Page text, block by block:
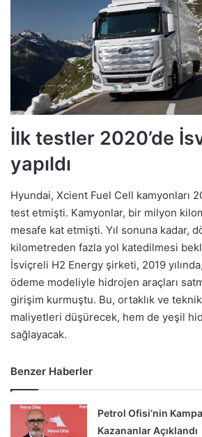
İlk testler 2020’de
yapıldı
Hyundai, Xcient Fuel Cell kamyonları
test etmişti. Kamyonlar, bir milyon
mesafe kat etmişti. Yıl sonuna kadar,
kilometreden fazla yol katedilmesi
İsviçreli H2 Energy şirketi, 2019
ödeme modeliyle hidrojen araçları
girişim kurmuştu. Bu, ortaklık ve
maliyetleri düşürecek, hem de yeşil
sağlayacak.
Benzer Haberler
Petrol Ofisi’nin
Kazananlar Açıklandı